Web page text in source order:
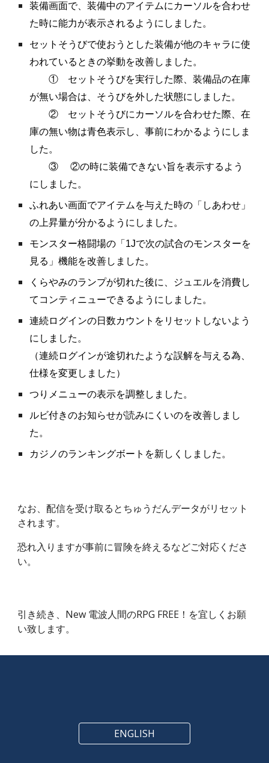
装備画面で、装備中のアイテムにカーソルを合わせ
た時に能力が表示されるようにしました。
セットそうびで使おうとした装備が他のキャラに使
われているときの挙動を改善しました。
① セットそうびを実行した際、装備品の在庫
が無い場合は、そうびを外した状態にしました。
② セットそうびにカーソルを合わせた際、在
庫の無い物は青色表示し、事前にわかるようにしま
した。
③ ②の時に装備できない旨を表示するよう
にしました。
ふれあい画面でアイテムを与えた時の「しあわせ」
の上昇量が分かるようにしました。
モンスター格闘場の「1Jで次の試合のモンスターを
見る」機能を改善しました。
くらやみのランプが切れた後に、ジュエルを消費し
てコンティニューできるようにしました。
連続ログインの日数カウントをリセットしないよう
にしました。
（連続ログインが途切れたような誤解を与える為、
仕様を変更しました）
つりメニューの表示を調整しました。
ルビ付きのお知らせが読みにくいのを改善しまし
た。
カジノのランキングボートを新しくしました。
なお、配信を受け取るとちゅうだんデータがリセット
されます。
恐れ入りますが事前に冒険を終えるなどご対応くださ
い。
引き続き、New 電波人間のRPG FREE！を宜しくお願
い致します。
ENGLISH